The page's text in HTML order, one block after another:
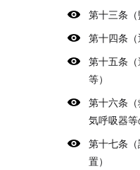
第十三条（
第十四条（
第十五条
等）
第十六条
気呼吸器等
第十七条
置）